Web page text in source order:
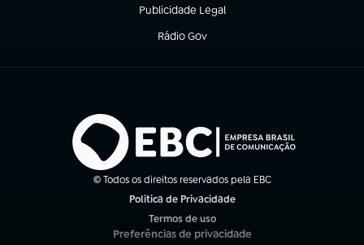
Publicidade Legal
(abre em nova aba)
Rádio Gov
(abre em nova aba)
© Todos os direitos reservados pela EBC
Política de Privacidade
Termos de uso
(abre em nova aba)
Preferências de privacidade